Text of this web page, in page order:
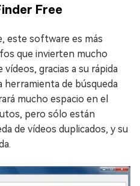
Free
este software es más
que invierten mucho
gracias a su rápida
herramienta de búsqueda
mucho espacio en el
pero sólo están
de vídeos duplicados, y su